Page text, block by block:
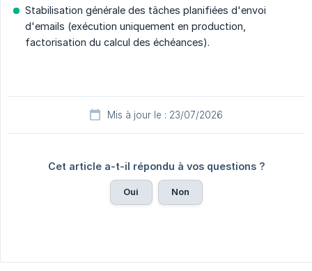
Stabilisation générale des tâches planifiées d'envoi
d'emails (exécution uniquement en production,
factorisation du calcul des échéances).
Mis à jour le : 23/07/2026
Cet article a-t-il répondu à vos questions ?
Oui Non